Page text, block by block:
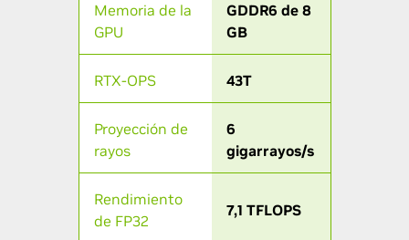
Memoria de la
GPU
GDDR6 de 8
GB
RTX-OPS 43T
Proyección de
rayos
6
gigarrayos/s
Rendimiento
de FP32
7,1 TFLOPS